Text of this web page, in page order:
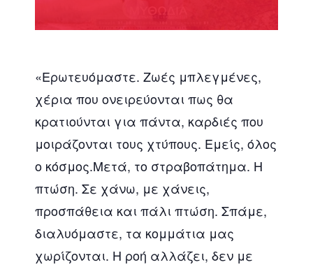
«Ερωτευόμαστε. Ζωές μπλεγμένες,
χέρια που ονειρεύονται πως θα
κρατιούνται για πάντα, καρδιές που
μοιράζονται τους χτύπους. Εμείς, όλος
ο κόσμος.Μετά, το στραβοπάτημα. Η
πτώση. Σε χάνω, με χάνεις,
προσπάθεια και πάλι πτώση. Σπάμε,
διαλυόμαστε, τα κομμάτια μας
χωρίζονται. Η ροή αλλάζει, δεν με